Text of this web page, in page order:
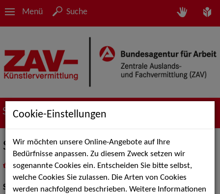
Menü Suche
Suche nach Künstler*innen
Stella Maria Adorf
als PDF speichern
inMeine Merklistelegen
Schauspiel:Bühne
Cookie-Einstellungen
Wir möchten unsere Online-Angebote auf Ihre
Bedürfnisse anpassen. Zu diesem Zweck setzen wir
sogenannte Cookies ein. Entscheiden Sie bitte selbst,
welche Cookies Sie zulassen. Die Arten von Cookies
werden nachfolgend beschrieben. Weitere Informationen